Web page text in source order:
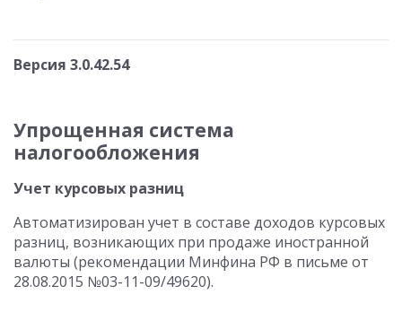
Версия 3.0.42.54
Упрощенная система
налогообложения
Учет курсовых разниц
Автоматизирован учет в составе доходов курсовых
разниц, возникающих при продаже иностранной
валюты (рекомендации Минфина РФ в письме от
28.08.2015 №03-11-09/49620).